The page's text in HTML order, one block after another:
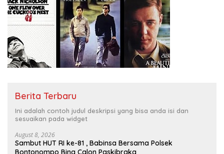
Berita Terbaru
Ini adalah contoh judul deskripsi yang bisa anda isi dan
sesuaikan pada widget
August 8, 2026
Sambut HUT RI ke-81 , Babinsa Bersama Polsek